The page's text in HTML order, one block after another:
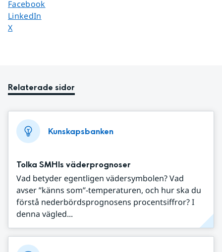
Dela sidan på
Facebook
Dela sidan på
LinkedIn
Dela sidan på
X
Relaterade sidor
Kunskapsbanken
Tolka SMHIs väderprognoser
Vad betyder egentligen vädersymbolen? Vad
avser ”känns som”-temperaturen, och hur ska du
förstå nederbördsprognosens procentsiffror? I
denna vägled...